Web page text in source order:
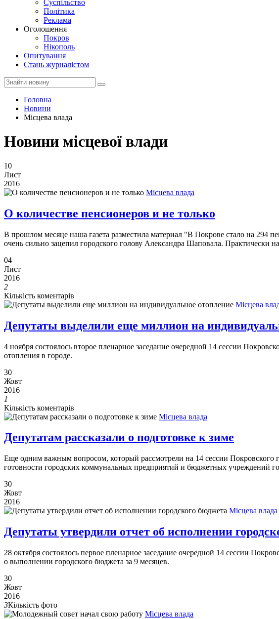
Суспільство
Політика
Реклама
Оголошення
Покров
Нікополь
Опитування
Стань журналістом
Головна
Новини
Місцева влада
Новини місцевої влади
10
Лист
2016
Місцева влада
О количестве пенсионеров и не только
В прошлом месяце наша газета разместила материал "В Покрове стало на 294
очень сильно зацепил городского голову Александра Шаповала. Практически
04
Лист
2016
2
Кількість коментарів
Місцева
Депутаты выделили еще миллион на
4 ноября состоялось второе пленарное заседание очередной 14 сессии
отопления в городе.
30
Жовт
2016
1
Кількість коментарів
Місцева влада
Депутатам рассказали о подготовке к зиме
Еще одним важным вопросом, который рассмотрели на 14 сессии Покровского
готовности городских коммунальных предприятий и бюджетных учреждений
30
Жовт
2016
Місцева влада
Депутаты утвердили отчет об исполнении
28 октября состоялось первое пленарное заседание очередной 14 сессии
о выполнении городского бюджета за 9 месяцев.
30
Жовт
2016
3Кількість фото
Місцева влада